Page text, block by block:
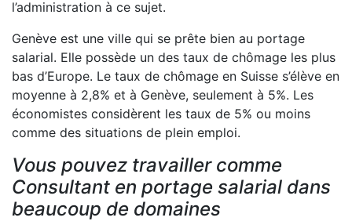
l’administration à ce sujet.
Genève est une ville qui se prête bien au portage
salarial. Elle possède un des taux de chômage les plus
bas d’Europe. Le taux de chômage en Suisse s’élève en
moyenne à 2,8% et à Genève, seulement à 5%. Les
économistes considèrent les taux de 5% ou moins
comme des situations de plein emploi.
Vous pouvez travailler comme
Consultant en portage salarial dans
beaucoup de domaines